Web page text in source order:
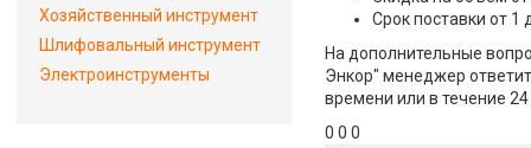
Срок поставки от 1
На дополнительные
Энкор" менеджер
времени или в течение
0 0 0
Хозяйственный инструмент
Шлифовальный инструмент
Электроинструменты